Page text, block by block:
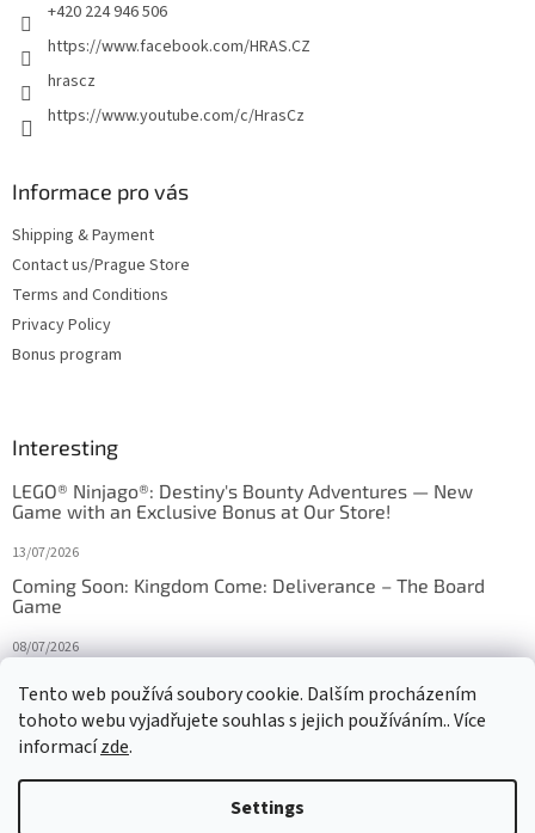
Tento web používá soubory cookie. Dalším procházením
tohoto webu vyjadřujete souhlas s jejich používáním.. Více
informacízde.
Settings
+420 224 946 506
https://www.facebook.com/HRAS.CZ
hrascz
https://www.youtube.com/c/HrasCz
Informace pro vás
Shipping & Payment
Contact us/Prague Store
Terms and Conditions
Privacy Policy
Bonus program
Interesting
LEGO® Ninjago®: Destiny's Bounty Adventures — New
Game with an Exclusive Bonus at Our Store!
13/07/2026
Coming Soon: Kingdom Come: Deliverance – The Board
Game
08/07/2026
27/10/2025
Created by Shoptet